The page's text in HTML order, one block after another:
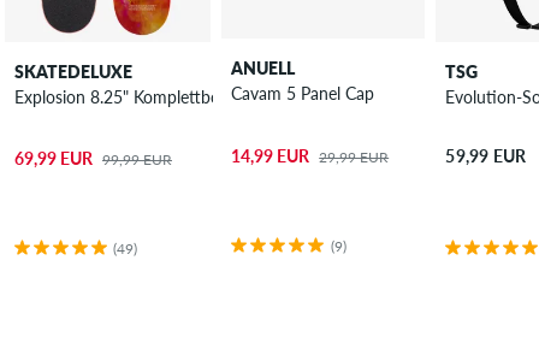
SKATEDELUXE
Explosion 8.25" Komplettboard
69,99 EUR 99,99 EUR
(49)
ANUELL
Cavam 5 Panel Cap
14,99 EUR 29,99 EUR
(9)
TSG
Evolution-
59,99 EUR